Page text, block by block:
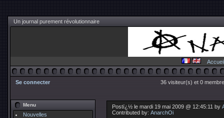
Un journal purement révolutionnaire
Accueil
Se connecter 36 visiteur(s) et 0
Menu
Nouvelles
Postï¿½ le mardi 19 mai 2009 @ 12:45:11 by
Contributed by: AnarchOi